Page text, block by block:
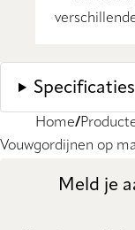
Specificaties
Home
Vouwgordijnen op
Meld je